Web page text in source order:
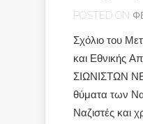
POSTED ON
Σχόλιο του
και Εθνικής
ΣΙΩΝΙΣΤΩΝ
θύματα των
Ναζιστές και